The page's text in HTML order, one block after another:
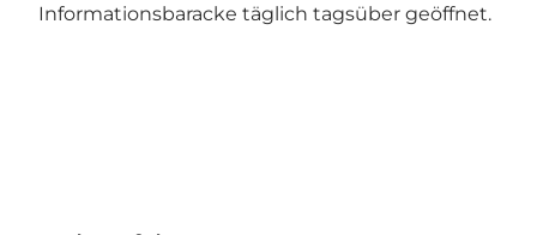
Informationsbaracke täglich tagsüber geöffnet.